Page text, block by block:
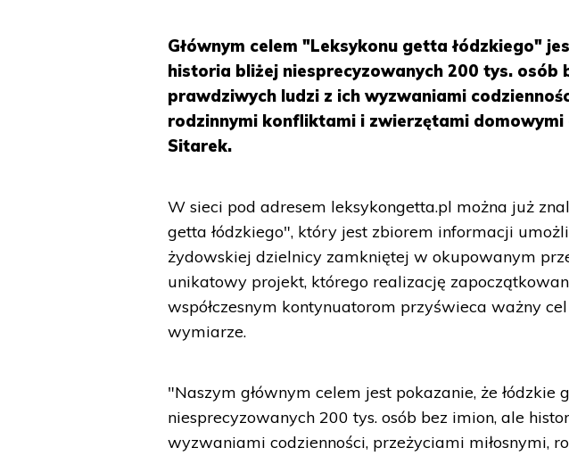
Głównym celem "Leksykonu getta łódzkiego"
historia bliżej niesprecyzowanych 200 tys. osób
prawdziwych ludzi z ich wyzwaniami
rodzinnymi konfliktami i zwierzętami domowymi
Sitarek.
W sieci pod adresem leksykongetta.pl można już
getta łódzkiego", który jest zbiorem informacji
żydowskiej dzielnicy zamkniętej w okupowanym
unikatowy projekt, którego realizację
współczesnym kontynuatorom przyświeca ważny
wymiarze.
"Naszym głównym celem jest pokazanie, że
niesprecyzowanych 200 tys. osób bez imion, ale
wyzwaniami codzienności, przeżyciami miłosnymi,